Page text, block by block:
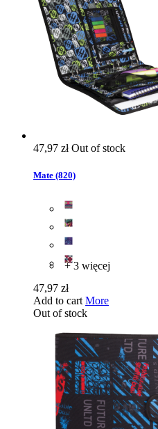
47,97 złOut of stock
Mate (820)
+ 3 więcej
47,97 zł
Add to cart More
Out of stock